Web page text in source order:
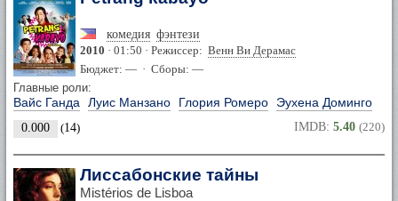
комедия фэнтези
2010 · 01:50 · Режиссер: Венн Ви Дерамас
Бюджет: — · Сборы: —
Главные роли:
Вайс Ганда Луис Манзано Глория Ромеро Эухена Доминго
0.000 (14) IMDB: 5.40 (220)
Лиссабонские тайны
Mistérios de Lisboa